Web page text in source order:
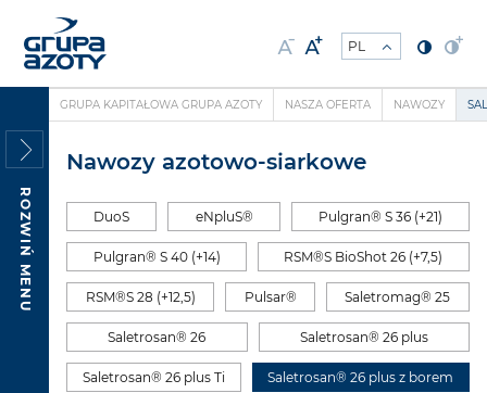
ROZWIŃ MENU
GRUPA KAPITAŁOWA GRUPA AZOTY NASZA OFERTA NAWOZY
Nawozy azotowo-siarkowe
DuoS eNpluS® Pulgran® S 36 (+21)
Pulgran® S 40 (+14) RSM®S BioShot 26 (+7,5)
RSM®S 28 (+12,5) Pulsar® Saletromag® 25
Saletrosan® 26 Saletrosan® 26 plus
Saletrosan® 26 plus Ti Saletrosan® 26 plus z borem